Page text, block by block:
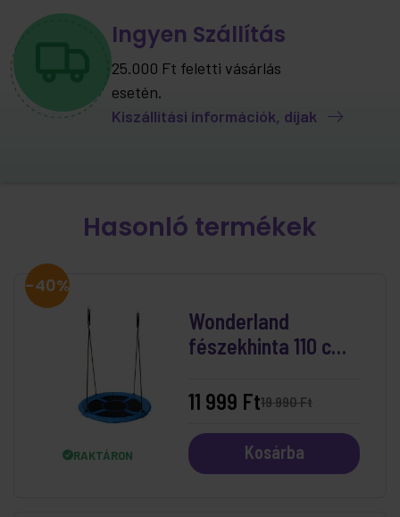
Ingyen Szállítás
25.000 Ft feletti vásárlás
esetén.
Kiszállítási információk, díjak
Hasonló termékek
-40%
RAKTÁRON
Wonderland
fészekhinta 110 cm
19 990 Ft
11 999 Ft
Kosárba